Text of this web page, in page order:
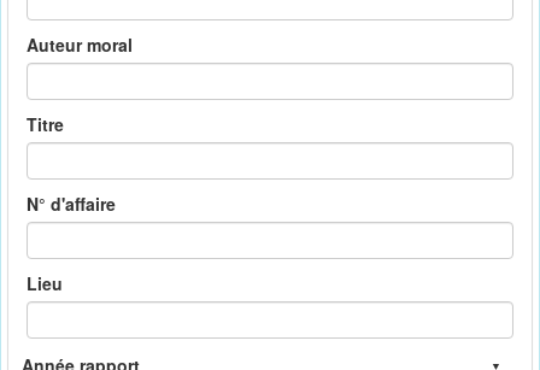
Auteur moral
Titre
N° d'affaire
Lieu